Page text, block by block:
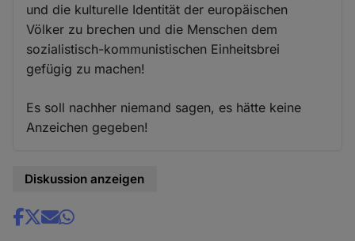
und die kulturelle Identität der europäischen
Völker zu brechen und die Menschen dem
sozialistisch-kommunistischen Einheitsbrei
gefügig zu machen!
Es soll nachher niemand sagen, es hätte keine
Anzeichen gegeben!
Diskussion anzeigen
Share